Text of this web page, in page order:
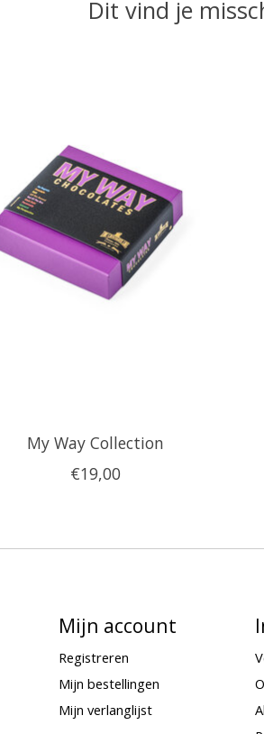
Dit vind je
My Way Collection
€19,00
Mijn account
Registreren
Mijn bestellingen
Mijn verlanglijst